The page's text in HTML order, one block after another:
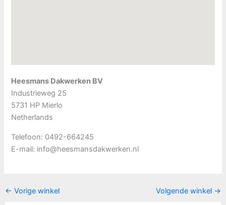
Heesmans Dakwerken BV
Industrieweg 25
5731 HP Mierlo
Netherlands
Telefoon: 0492-664245
E-mail: info@heesmansdakwerken.nl
← Vorige winkel Volgende winkel →